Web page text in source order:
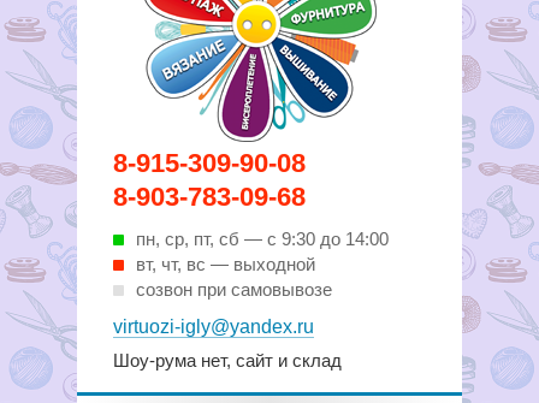
8-915-309-90-08
8-903-783-09-68
пн, ср, пт, cб — с 9:30 до 14:00
вт, чт, вс — выходной
созвон при самовывозе
virtuozi-igly@yandex.ru
Шоу-рума нет, сайт и склад
Вирутозы иглы. Товары для
шитья и рукоделья